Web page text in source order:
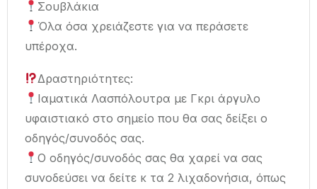
Σουβλάκια
Όλα όσα χρειάζεστε για να περάσετε
υπέροχα.
Δραστηριότητες:
Ιαματικά Λασπόλουτρα με Γκρι άργυλο
υφαιστιακό στο σημείο που θα σας δείξει ο
οδηγός/συνοδός σας.
Ο οδηγός/συνοδός σας θα χαρεί να σας
συνοδεύσει να δείτε κ τα 2 λιχαδονήσια, όπως